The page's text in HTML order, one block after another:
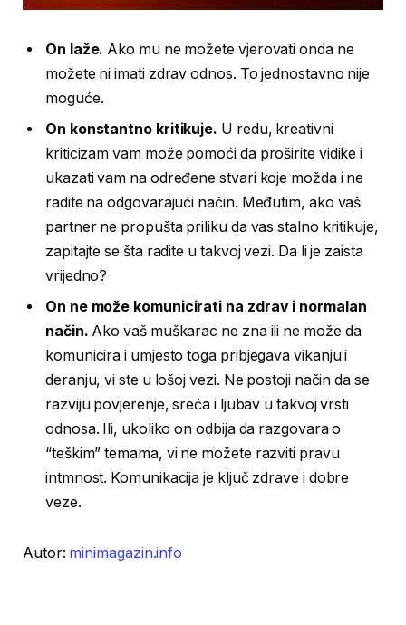
On laže. Ako mu ne možete vjerovati onda ne
možete ni imati zdrav odnos. To jednostavno nije
moguće.
On konstantno kritikuje. U redu, kreativni
kriticizam vam može pomoći da proširite vidike i
ukazati vam na određene stvari koje možda i ne
radite na odgovarajući način. Međutim, ako vaš
partner ne propušta priliku da vas stalno kritikuje,
zapitajte se šta radite u takvoj vezi. Da li je zaista
vrijedno?
On ne može komunicirati na zdrav i normalan
način. Ako vaš muškarac ne zna ili ne može da
komunicira i umjesto toga pribjegava vikanju i
deranju, vi ste u lošoj vezi. Ne postoji način da se
razviju povjerenje, sreća i ljubav u takvoj vrsti
odnosa. Ili, ukoliko on odbija da razgovara o
“teškim” temama, vi ne možete razviti pravu
intmnost. Komunikacija je ključ zdrave i dobre
veze.
Autor: minimagazin.info